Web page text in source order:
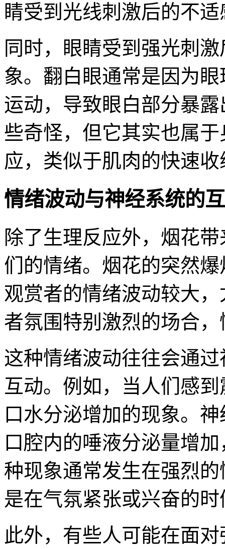
睛受到光线刺激后的不适
同时，眼睛受到强光刺
象。翻白眼通常是因为
运动，导致眼白部分暴
些奇怪，但它其实也属
应，类似于肌肉的快速收
情绪波动与神经系统的
除了生理反应外，烟花
们的情绪。烟花的突然
观赏者的情绪波动较大
者氛围特别激烈的场合
这种情绪波动往往会通
互动。例如，当人们感
口水分泌增加的现象。
口腔内的唾液分泌量增
种现象通常发生在强烈
是在气氛紧张或兴奋的时
此外，有些人可能在面